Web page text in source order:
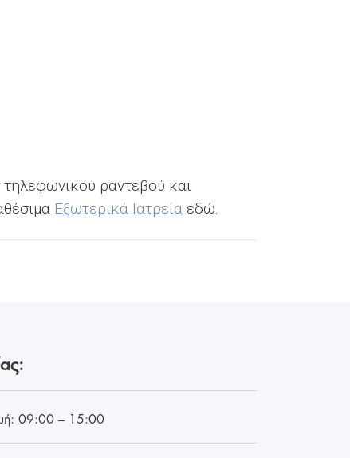
τηλεφωνικού ραντεβού και
Εξωτερικά Ιατρεία εδώ.
09:00 – 15:00